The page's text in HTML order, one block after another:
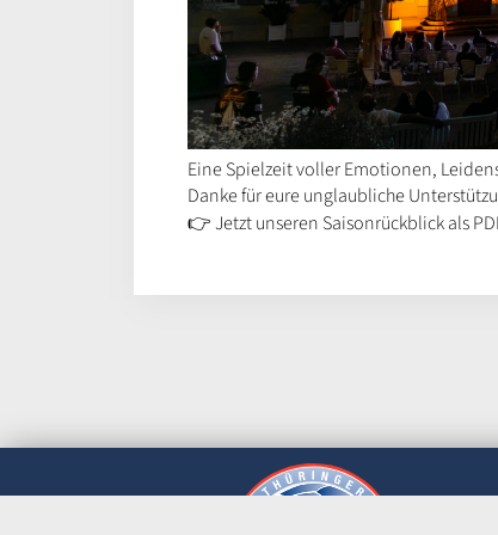
Eine Spielzeit voller Emotionen,
Danke für eure unglaubliche
👉 Jetzt unseren Saisonrückblick als